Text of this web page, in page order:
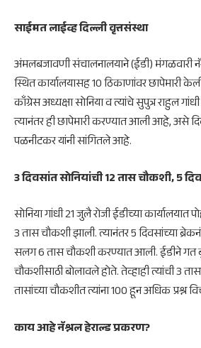
साईमत लाईव्ह दिल्ली वृत्तसंस्था
अंमलबजावणी संचालनालयाने (ईडी) मंगळवारी
स्थित कार्यालयासह 10 ठिकाणांवर छापेमारी
काँग्रेस अध्यक्षा सोनिया व त्यांचे सुपुत्र राहुल
त्यानंतर ही छापेमारी करण्यात आली आहे, असे
पळनीटकर यांनी सांगितले आहे.
3 दिवसांत सोनियांची 12 तास चौकशी, 5
सोनिया गांधी 21 जुलै रोजी ईडीच्या कार्यालयात
3 तास चौकशी झाली. त्यानंतर 5 दिवसांच्या
सलग 6 तास चौकशी करण्यात आली. ईडीने गत
चौकशीसाठी बोलावले होते. तेव्हाही त्यांची 3
तासांच्या चौकशीत त्यांना 100 हून अधिक प्रश्न
काय आहे नॅश्नल हेराल्ड प्रकरण?